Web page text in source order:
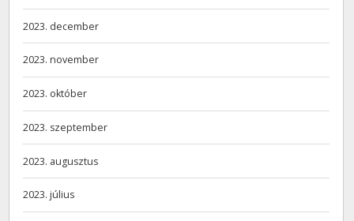
2023. december
2023. november
2023. október
2023. szeptember
2023. augusztus
2023. július